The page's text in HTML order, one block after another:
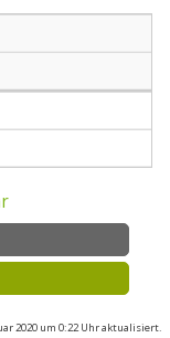
2020 um 0:22 Uhr aktualisiert.